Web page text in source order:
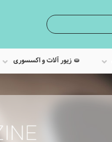
زیور آلات و اکسسوری